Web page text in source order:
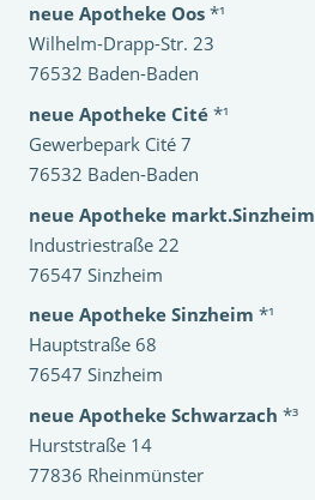
neue Apotheke Oos *¹
Wilhelm-Drapp-Str. 23
76532 Baden-Baden
neue Apotheke Cité *¹
Gewerbepark Cité 7
76532 Baden-Baden
neue Apotheke markt.Sinzheim
Industriestraße 22
76547 Sinzheim
neue Apotheke Sinzheim *¹
Hauptstraße 68
76547 Sinzheim
neue Apotheke Schwarzach *³
Hurststraße 14
77836 Rheinmünster